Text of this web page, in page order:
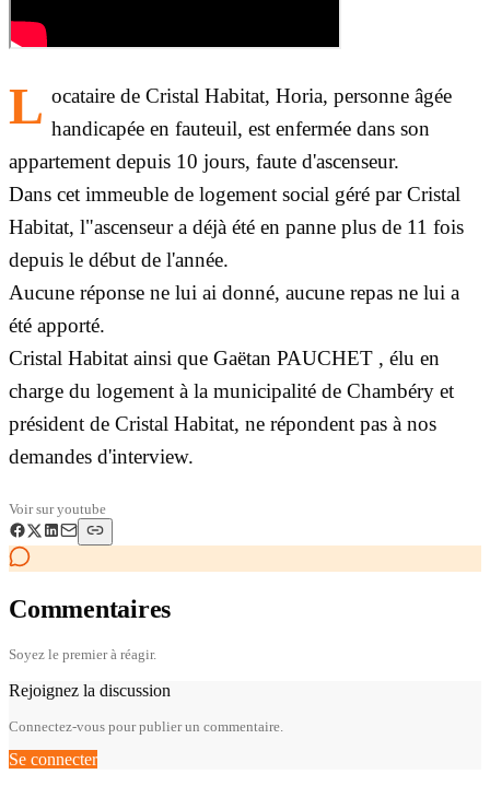
L ocataire de Cristal Habitat, Horia, personne âgée
handicapée en fauteuil, est enfermée dans son
appartement depuis 10 jours, faute d'ascenseur.
Dans cet immeuble de logement social géré par Cristal
Habitat, l"ascenseur a déjà été en panne plus de 11 fois
depuis le début de l'année.
Aucune réponse ne lui ai donné, aucune repas ne lui a
été apporté.
Cristal Habitat ainsi que Gaëtan PAUCHET , élu en
charge du logement à la municipalité de Chambéry et
président de Cristal Habitat, ne répondent pas à nos
demandes d'interview.
Voir suryoutube
Commentaires
Soyez le premier à réagir.
Rejoignez la discussion
Connectez-vous pour publier un commentaire.
Se connecter